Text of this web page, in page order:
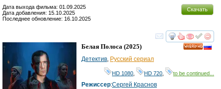
Скачать
Дата выхода фильма: 01.09.2025
Дата добавления: 15.10.2025
Последнее обновление: 16.10.2025
смотреть
Белая Полоса (2025)
Детектив, Русский сериал
HD 1080 HD 720 to be continued...
Режиссер:Сергей Краснов